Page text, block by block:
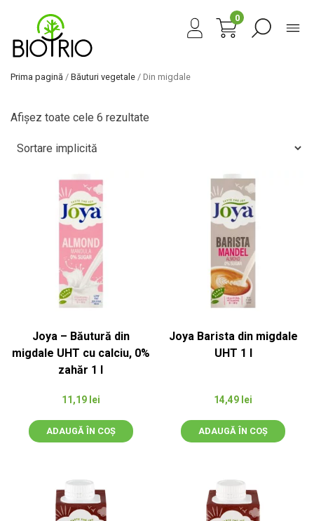
0
Prima pagină / Băuturi vegetale / Din migdale
Afișez toate cele 6 rezultate
Joya – Băutură din
migdale UHT cu calciu, 0%
zahăr 1 l
11,19 lei
ADAUGĂ ÎN COȘ
Joya Barista din migdale
UHT 1 l
14,49 lei
ADAUGĂ ÎN COȘ